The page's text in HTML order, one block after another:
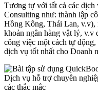
Tương tự với tất cả các
Consulting như: thành lập
Hồng Kông, Thái Lan, v.v),
khoản ngân hàng vật lý,
công việc một cách tự
dịch vụ tốt nhất cho Doanh
Dịch vụ hỗ trợ chuyên
các thắc mắc